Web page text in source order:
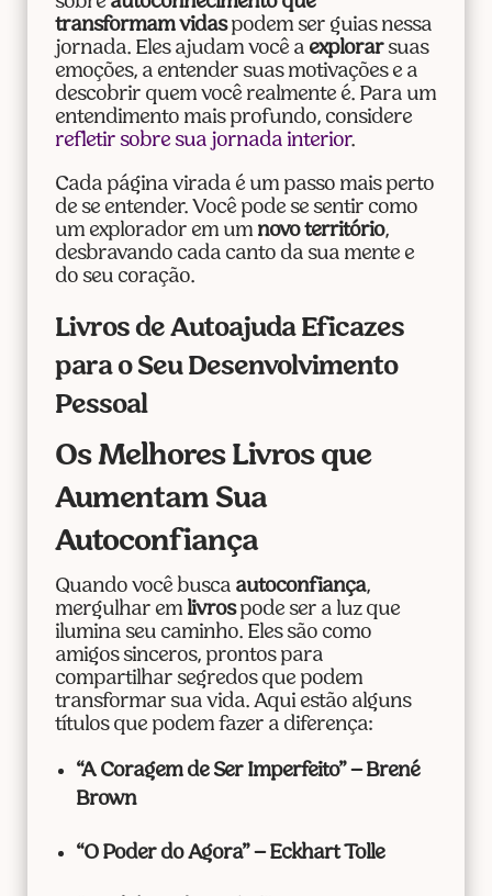
transformam vidaspodem ser guias nessa
jornada. Eles ajudam você a explorarsuas
emoções, a entender suas motivações e a
descobrir quem você realmente é. Para um
entendimento mais profundo, considere
refletir sobre sua jornada interior.
Cada página virada é um passo mais perto
de se entender. Você pode se sentir como
um explorador em um novo território,
desbravando cada canto da sua mente e
do seu coração.
Livros de Autoajuda Eficazes
para o Seu Desenvolvimento
Pessoal
Os Melhores Livros que
Aumentam Sua
Autoconfiança
Quando você busca autoconfiança,
mergulhar em livrospode ser a luz que
ilumina seu caminho. Eles são como
amigos sinceros, prontos para
compartilhar segredos que podem
transformar sua vida. Aqui estão alguns
títulos que podem fazer a diferença:
“A Coragem de Ser Imperfeito” – Brené
Brown
“O Poder do Agora” – Eckhart Tolle